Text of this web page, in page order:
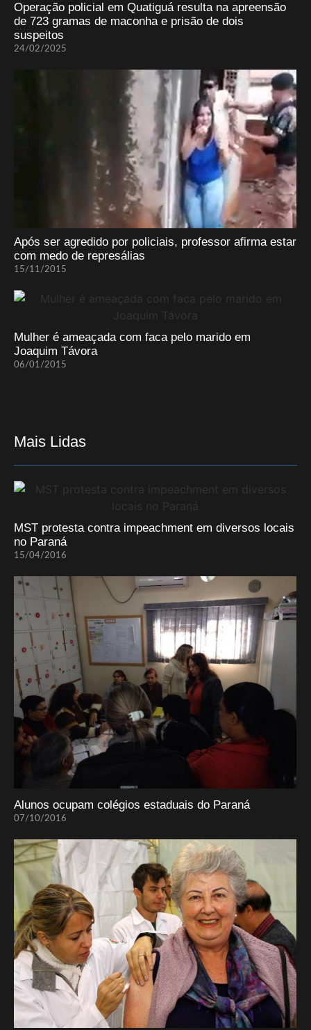
Operação policial em Quatiguá resulta na apreensão
de 723 gramas de maconha e prisão de dois
suspeitos
24/02/2025
Após ser agredido por policiais, professor afirma estar
com medo de represálias
15/11/2015
Mulher é ameaçada com faca pelo marido em
Joaquim Távora
06/01/2015
Mais Lidas
MST protesta contra impeachment em diversos locais
no Paraná
15/04/2016
Alunos ocupam colégios estaduais do Paraná
07/10/2016